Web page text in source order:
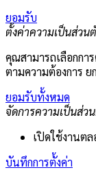
ยอมรับ
ตั้งค่าความเป็นส่วน
คุณสามารถเลือกกา
ตามความต้องการ ย
ยอมรับทั้งหมด
จัดการความเป็นส่ว
เปิดใช้งานตล
บันทึกการตั้งค่า